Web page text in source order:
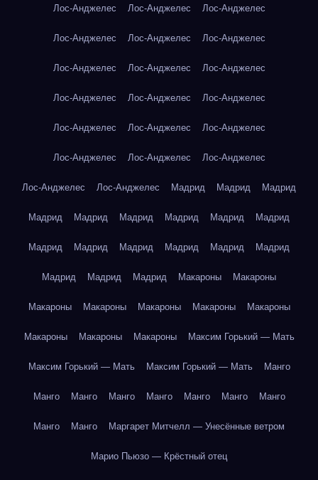
Лос-Анджелес Лос-Анджелес Лос-Анджелес
Лос-Анджелес Лос-Анджелес Лос-Анджелес
Лос-Анджелес Лос-Анджелес Лос-Анджелес
Лос-Анджелес Лос-Анджелес Лос-Анджелес
Лос-Анджелес Лос-Анджелес Лос-Анджелес
Лос-Анджелес Лос-Анджелес Лос-Анджелес
Лос-Анджелес Лос-Анджелес Мадрид Мадрид Мадрид
Мадрид Мадрид Мадрид Мадрид Мадрид Мадрид
Мадрид Мадрид Мадрид Мадрид Мадрид Мадрид
Мадрид Мадрид Мадрид Макароны Макароны
Макароны Макароны Макароны Макароны Макароны
Макароны Макароны Макароны Максим Горький — Мать
Максим Горький — Мать Максим Горький — Мать Манго
Манго Манго Манго Манго Манго Манго Манго
Манго Манго Маргарет Митчелл — Унесённые ветром
Марио Пьюзо — Крёстный отец